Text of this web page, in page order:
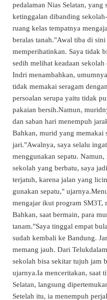
pedalaman Nias Selatan, yang
ketinggalan dibanding sekolah
ruang kelas tempatnya
beralas tanah."Awal tiba di
memperihatinkan. Saya tidak
sedih melihat keadaan sekolah
Indri menambahkan,
tidak memakai seragam
persoalan serupa yaitu tidak
pakaian bersih.Namun,
dan saban hari menempuh
Bahkan, murid yang memakai
jari."Awalnya, saya selalu
menggunakan sepatu.
sekolah yang berbatu, saya
terjatuh, karena jalan yang
gunakan sepatu,"
mengajar ikut program SM3T,
Bahkan, saat bermain, para
tanam."Saya tinggal empat
sudah kembali ke Bandung.
memang jauh. Dari
sekolah bisa sekitar tujuh jam
ujarnya.Ia menceritakan, saat
Selatan, langsung
Setelah itu, ia menempuh